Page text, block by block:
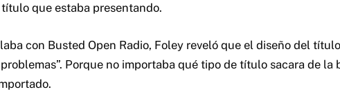
que estaba presentando.
con Busted Open Radio, Foley reveló que el diseño del
Porque no importaba qué tipo de título sacara de la